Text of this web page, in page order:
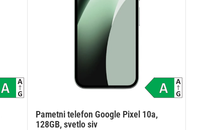
Pametni telefon Google Pixel 10a,
128GB, svetlo siv